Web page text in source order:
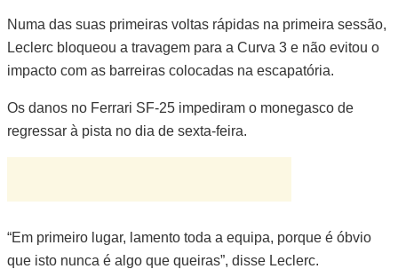
Numa das suas primeiras voltas rápidas na primeira sessão,
Leclerc bloqueou a travagem para a Curva 3 e não evitou o
impacto com as barreiras colocadas na escapatória.
Os danos no Ferrari SF-25 impediram o monegasco de
regressar à pista no dia de sexta-feira.
“Em primeiro lugar, lamento toda a equipa, porque é óbvio
que isto nunca é algo que queiras”, disse Leclerc.